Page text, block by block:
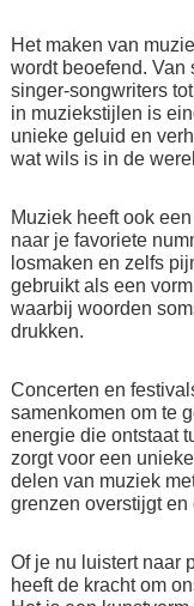
Het maken van
wordt beoefend. Van
singer-songwriters
in muziekstijlen is
unieke geluid en
wat wils is in de
Muziek heeft ook
naar je favoriete
losmaken en zelfs
gebruikt als een
waarbij woorden
drukken.
Concerten en
samenkomen om te
energie die ontstaat
zorgt voor een
delen van muziek
grenzen overstijgt
Of je nu luistert naar
heeft de kracht om